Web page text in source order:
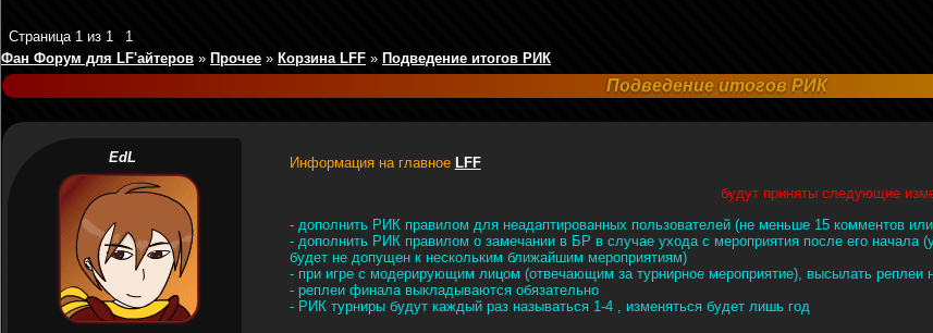
Страница 1 из 1 1
Фан Форум для LF'айтеров » Прочее » Корзина LFF » Подведение итогов РИК
Подведение итогов РИК
EdL
Информация на главное LFF
будут приняты следующие
- дополнить РИК правилом для неадаптированных пользователей (не меньше 15 комментов
- дополнить РИК правилом о замечании в БР в случае ухода с мероприятия после его начала
будет не допущен к нескольким ближайшим мероприятиям)
- при игре с модерирующим лицом (отвечающим за турнирное мероприятие), высылать реплеи
- реплеи финала выкладываются обязательно
- РИК турниры будут каждый раз называться 1-4 , изменяться будет лишь год